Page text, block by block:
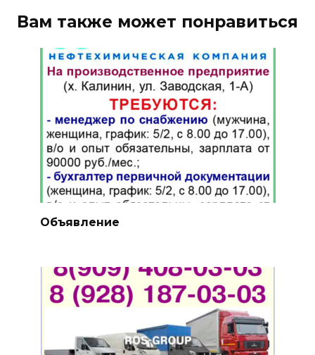
Вам также может понравиться
Объявление